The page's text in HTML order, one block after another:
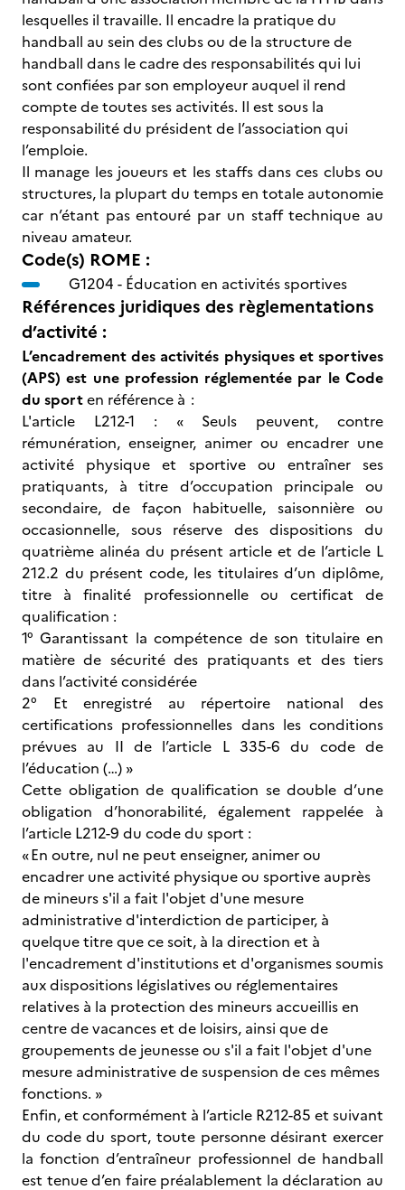
lesquelles il travaille. Il encadre la pratique du
handball au sein des clubs ou de la structure de
handball dans le cadre des responsabilités qui lui
sont confiées par son employeur auquel il rend
compte de toutes ses activités. Il est sous la
responsabilité du président de l’association qui
l’emploie.
Il manage les joueurs et les staffs dans ces clubs ou
structures, la plupart du temps en totale autonomie
car n’étant pas entouré par un staff technique au
niveau amateur.
Code(s) ROME :
G1204 - Éducation en activités sportives
Références juridiques des règlementations
d’activité :
L’encadrement des activités physiques et sportives
(APS) est une profession réglementée par le Code
du sporten référence à :
L'article L212-1 : « Seuls peuvent, contre
rémunération, enseigner, animer ou encadrer une
activité physique et sportive ou entraîner ses
pratiquants, à titre d’occupation principale ou
secondaire, de façon habituelle, saisonnière ou
occasionnelle, sous réserve des dispositions du
quatrième alinéa du présent article et de l’article L
212.2 du présent code, les titulaires d’un diplôme,
titre à finalité professionnelle ou certificat de
qualification :
1° Garantissant la compétence de son titulaire en
matière de sécurité des pratiquants et des tiers
dans l’activité considérée
2° Et enregistré au répertoire national des
certifications professionnelles dans les conditions
prévues au II de l’article L 335-6 du code de
l’éducation (…) »
Cette obligation de qualification se double d’une
obligation d’honorabilité, également rappelée à
l’article L212-9 du code du sport :
« En outre, nul ne peut enseigner, animer ou
encadrer une activité physique ou sportive auprès
de mineurs s'il a fait l'objet d'une mesure
administrative d'interdiction de participer, à
quelque titre que ce soit, à la direction et à
l'encadrement d'institutions et d'organismes soumis
aux dispositions législatives ou réglementaires
relatives à la protection des mineurs accueillis en
centre de vacances et de loisirs, ainsi que de
groupements de jeunesse ou s'il a fait l'objet d'une
mesure administrative de suspension de ces mêmes
fonctions. »
Enfin, et conformément à l’article R212-85 et suivant
du code du sport, toute personne désirant exercer
la fonction d’entraîneur professionnel de handball
est tenue d’en faire préalablement la déclaration au